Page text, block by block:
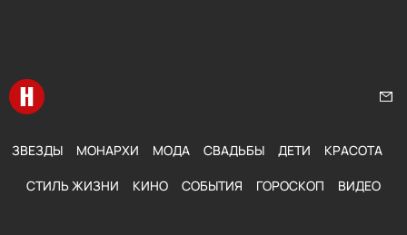
Перейти на главную
ЗВЕЗДЫ МОНАРХИ МОДА СВАДЬБЫ ДЕТИ КРАСОТА
СТИЛЬ ЖИЗНИ КИНО СОБЫТИЯ ГОРОСКОП ВИДЕО